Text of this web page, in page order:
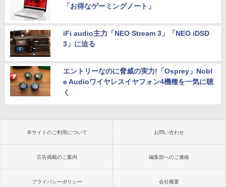
「お得なゲーミングノート」
iFi audio主力「NEO Stream 3」「NEO iDSD
3」に迫る
エントリーなのに脅威の実力!「Osprey」Nobl
e Audioワイヤレスイヤフォン4機種を一気に聴
く
本サイトのご利用について お問い合わせ
広告掲載のご案内 編集部へのご連絡
プライバシーポリシー 会社概要